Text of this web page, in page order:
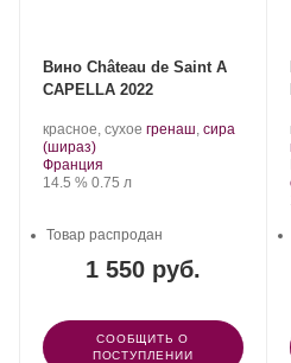
Вино Château de Saint A
CAPELLA 2022
Производитель:
Château
de
Saint
красное, сухое .гренаш, сира
(шираз).
Регион:
Франция
Крепость
14.5 %. Объем
0.75 л
1 550 руб.
Товар распродан
СООБЩИТЬ О
ПОСТУПЛЕНИИ